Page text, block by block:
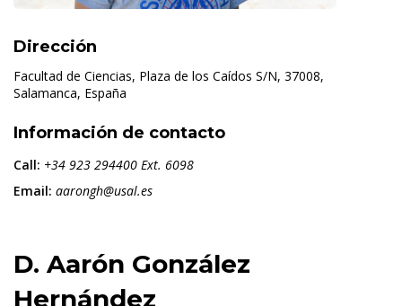
Dirección
Facultad de Ciencias, Plaza de los Caídos S/N, 37008,
Salamanca, España
Información de contacto
Call: +34 923 294400 Ext. 6098
Email: aarongh@usal.es
D. Aarón González
Hernández